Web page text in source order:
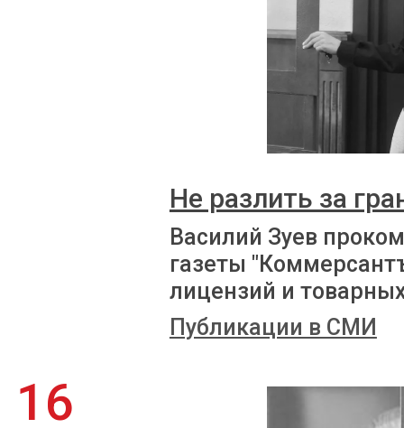
Не разлить за
Василий Зуев
газеты
лицензий и
Публикации в СМИ
16